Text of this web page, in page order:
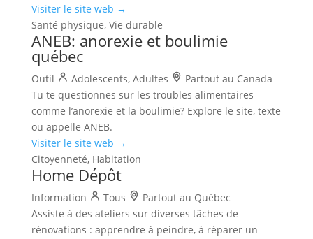
Visiter le site web →
Santé physique, Vie durable
ANEB: anorexie et boulimie
québec
Outil Adolescents, Adultes
Partout au Canada
Tu te questionnes sur les troubles alimentaires
comme l’anorexie et la boulimie? Explore le site, texte
ou appelle ANEB.
Visiter le site web →
Citoyenneté, Habitation
Home Dépôt
Information Tous
Partout au Québec
Assiste à des ateliers sur diverses tâches de
rénovations : apprendre à peindre, à réparer un